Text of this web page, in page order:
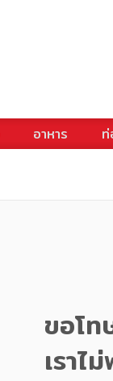
อาหาร
ขอโ
เรา